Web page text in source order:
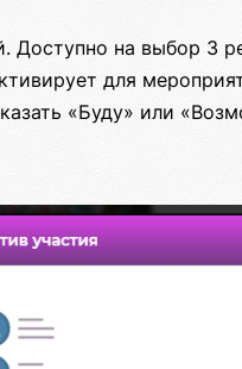
Доступно на выбор 3
для
«Буду» или